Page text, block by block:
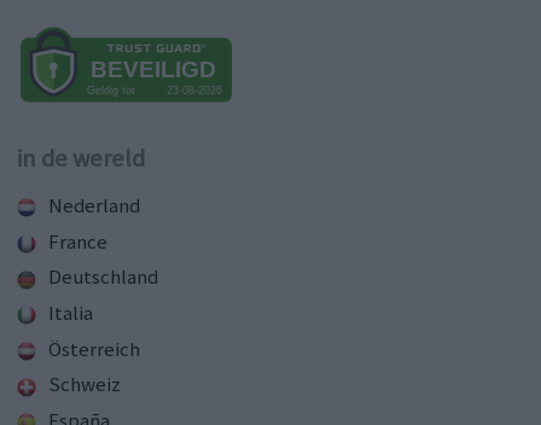
in de wereld
Nederland
France
Deutschland
Italia
Österreich
Schweiz